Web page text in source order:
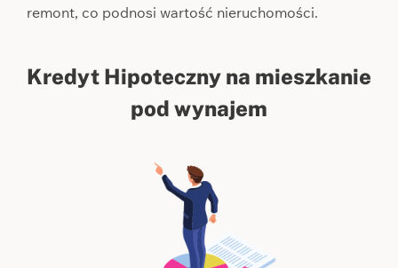
remont, co podnosi wartość nieruchomości.
Kredyt Hipoteczny na mieszkanie
pod wynajem